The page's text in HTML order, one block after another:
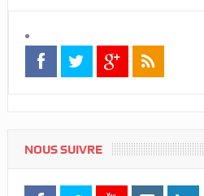
NOUS SUIVRE